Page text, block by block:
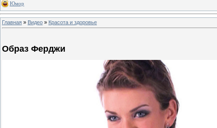
Юмор
Главная » Видео » Красота и здоровье
Образ Ферджи